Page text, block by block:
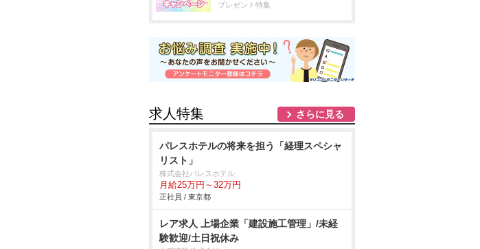
プレゼント特集
求人特集 さらに見る
パレスホテルの将来を担う「経理スペシャ
リスト」
株式会社パレスホテル
月給25万円～32万円
正社員 / 東京都
レア求人 上場企業「建設施工管理」/未経
験歓迎/土日祝休み